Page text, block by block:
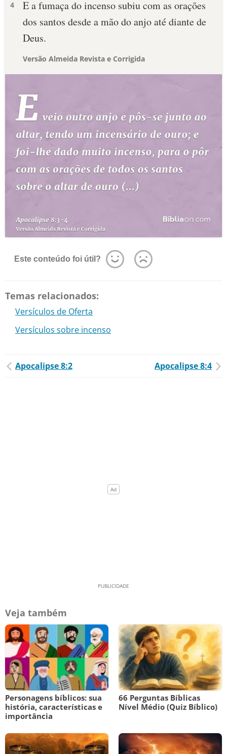
4
E a fumaça do incenso subiu com as orações
dos santos desde a mão do anjo até diante de
Deus.
Versão Almeida Revista e Corrigida
Este conteúdo foi útil?
Temas relacionados:
Versículos de Oferta
Versículos sobre incenso
Apocalipse 8:2 Apocalipse 8:4
Veja também
Personagens bíblicos: sua
história, características e
importância
66 Perguntas Bíblicas
Nível Médio (Quiz Bíblico)